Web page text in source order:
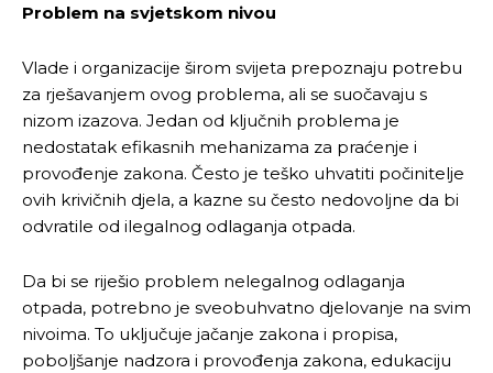
Objavi.ba
[wpuf_form id=”7463”]
Objavi.ba
[wpuf_form id=”7463”]
Problem na svjetskom nivou
Vlade i organizacije širom svijeta prepoznaju potrebu
za rješavanjem ovog problema, ali se suočavaju s
nizom izazova. Jedan od ključnih problema je
nedostatak efikasnih mehanizama za praćenje i
provođenje zakona. Često je teško uhvatiti počinitelje
ovih krivičnih djela, a kazne su često nedovoljne da bi
odvratile od ilegalnog odlaganja otpada.
Da bi se riješio problem nelegalnog odlaganja
otpada, potrebno je sveobuhvatno djelovanje na svim
nivoima. To uključuje jačanje zakona i propisa,
poboljšanje nadzora i provođenja zakona, edukaciju